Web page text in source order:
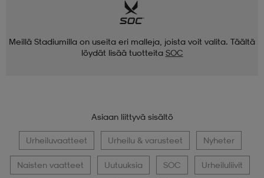
Meillä Stadiumilla on useita eri malleja, joista voit valita. Täältä
löydät lisää tuotteita SOC
Asiaan liittyvä sisältö
Urheiluvaatteet Urheilu & varusteet Nyheter
Naisten vaatteet Uutuuksia SOC Urheiluliivit